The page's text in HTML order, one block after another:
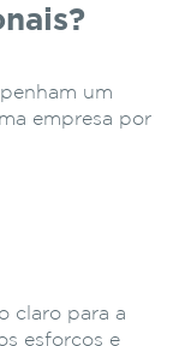
um
empresa por
claro para a
esforços e